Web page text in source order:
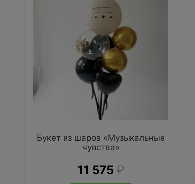
Букет из шаров «Музыкальные
чувства»
11 575 ₽